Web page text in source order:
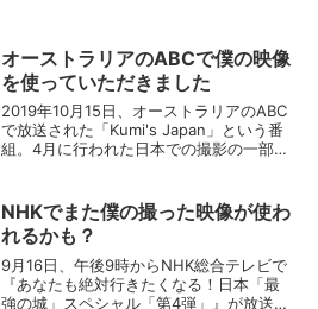
たいと思いながら作成...
オーストラリアのABCで僕の映像
を使っていただきました
2019年10月15日、オーストラリアのABC
で放送された「Kumi's Japan」という番
組。4月に行われた日本での撮影の一部に
のABCのクルーの撮影でした。 馬...
NHKでまた僕の撮った映像が使わ
れるかも？
9月16日、午後9時からNHK総合テレビで
『あなたも絶対行きたくなる！日本「最
強の城」スペシャル「第4弾」』が放送さ